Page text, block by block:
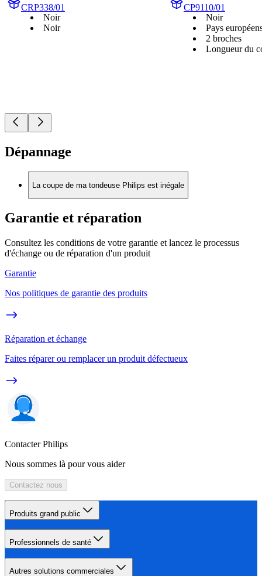
CRP338/01
Noir
Noir
CP9110/01
Noir
Pays
2 broches
Longueur du
Dépannage
La coupe de ma tondeuse Philips est inégale
Garantie et réparation
Consultez les conditions de votre garantie et lancez le processus
d'échange ou de réparation d'un produit
Garantie
Nos politiques de garantie des produits
Réparation et échange
Faites réparer ou remplacer un produit défectueux
Contacter Philips
Nous sommes là pour vous aider
Contactez nous
Produits grand public
Professionnels de santé
Autres solutions commerciales